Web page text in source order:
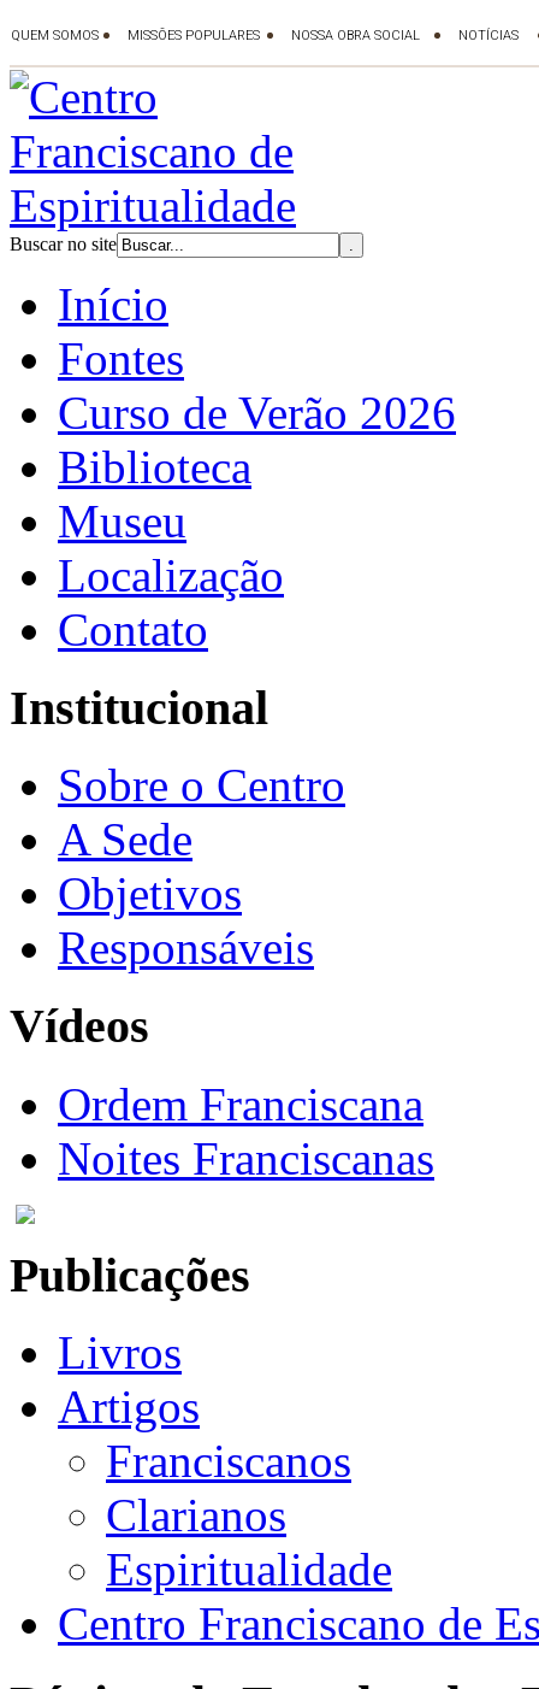
Buscar no site
Início
Fontes
Curso de Verão 2026
Biblioteca
Museu
Localização
Contato
Institucional
Sobre o Centro
A Sede
Objetivos
Responsáveis
Vídeos
Ordem Franciscana
Noites Franciscanas
Publicações
Livros
Artigos
Franciscanos
Clarianos
Espiritualidade
Centro Franciscano de